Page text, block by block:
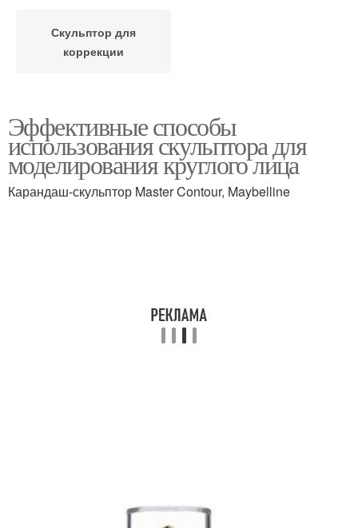
Скульптор для
коррекции
Эффективные способы
использования скульптора для
моделирования круглого лица
Карандаш-скульптор Master Contour, Maybelline